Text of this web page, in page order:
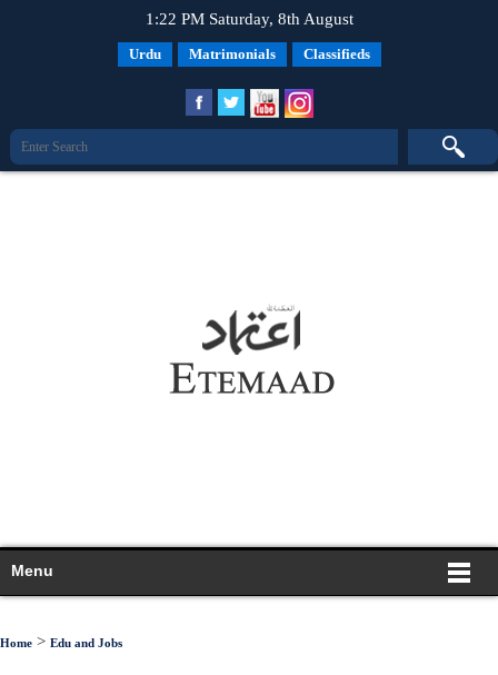
1:22 PM Saturday, 8th August
Urdu Matrimonials Classifieds
Menu
Home > Edu and Jobs